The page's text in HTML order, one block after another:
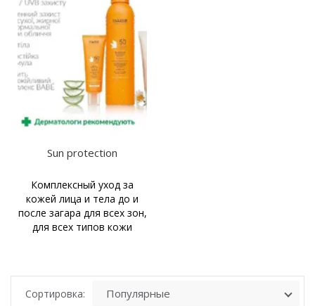
Sun protection
Комплексный уход за
кожей лица и тела до и
после загара для всех зон,
для всех типов кожи
Сортировка: